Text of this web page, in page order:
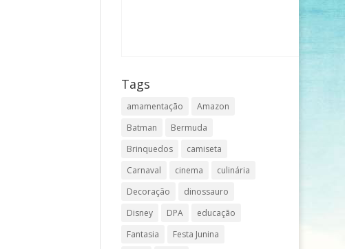
Tags
amamentação
Amazon
Batman
Bermuda
Brinquedos
camiseta
Carnaval
cinema
culinária
Decoração
dinossauro
Disney
DPA
educação
Fantasia
Festa Junina